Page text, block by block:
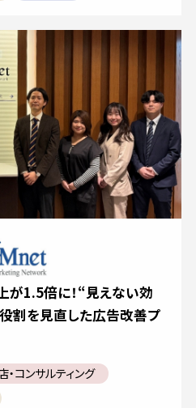
が1.5倍に！“見えない効
割を見直した広告改善プ
コンサルティング